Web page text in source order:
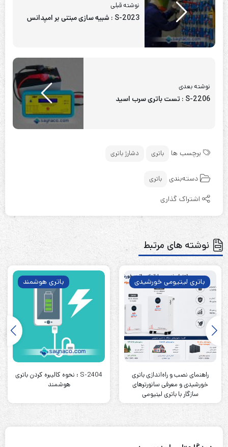
نوشته قبلی
S-2023 : شبیه سازی مبتنی بر امپدانس
نوشته بعدی
S-2206 : تست باتری سرب اسید
برچسب ها باتری دشارژ باتری
دسته‌بندی باتری
اشتراک گذاری
نوشته های مرتبط
باتری لیتیومی خورشیدی
راهنمای نصب و راه‌اندازی باتری
خورشیدی و معرفی سانورترهای
سازگار با باتری لیتیومی
باتری هوشمند
S-2404 : نحوه کالیبره کردن باتری
هوشمند